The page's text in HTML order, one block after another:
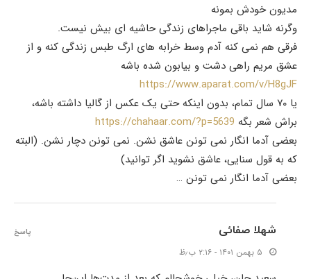
مدیون خودش بمونه
وگرنه شاید باقی ماجراهای زندگی حاشیه ای بیش نیست.
فرقی هم نمی کنه آدم وسط خرابه های ارگ طبس زندگی کنه و از
عشق مریم راهی دشت و بیابون شده باشه
https://www.aparat.com/v/H8gJF
یا ۷۰ سال تمام، بدون اینکه حتی یک عکس از گالیا داشته باشه،
براش شعر بگه https://chahaar.com/?p=5639
بعضی آدما انگار نمی تونن عاشق نشن. نمی تونن دچار نشن. (البته
که به قول سنایی، عاشق نشوید اگر توانید)
بعضی آدما انگار نمی تونن …
شهلا صفائی
۵ بهمن ۱۴۰۱ - ۲:۱۶ ب٫ظ
پاسخ